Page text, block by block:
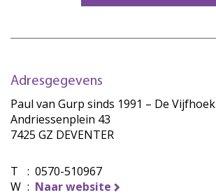
Adresgegevens
Paul van Gurp sinds 1991 – De Vijfhoek
Andriessenplein 43
7425 GZ DEVENTER
T : 0570-510967
W : Naar website